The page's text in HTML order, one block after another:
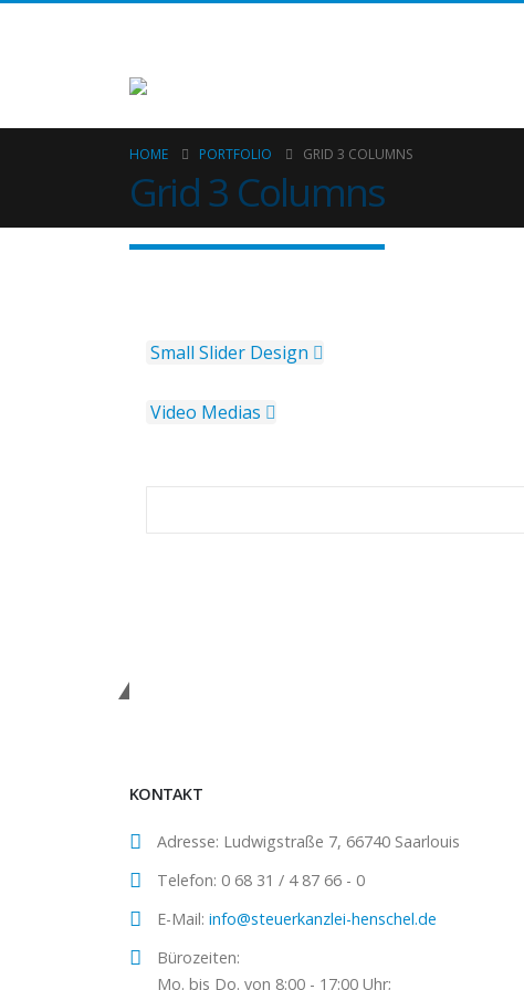
HOME PORTFOLIO GRID 3 COLUMNS
Grid 3 Columns
Small Slider Design
Video Medias
KONTAKT
Adresse: Ludwigstraße 7, 66740 Saarlouis
Telefon: 0 68 31 / 4 87 66 - 0
E-Mail: info@steuerkanzlei-henschel.de
Bürozeiten:
Mo. bis Do. von 8:00 - 17:00 Uhr;